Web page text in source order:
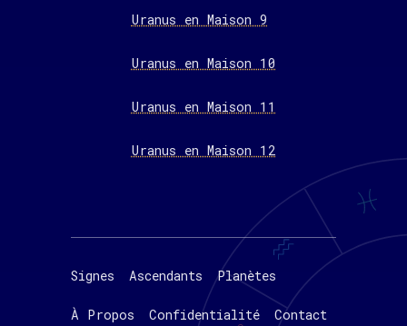
Uranus en Maison 9
Uranus en Maison 10
Uranus en Maison 11
Uranus en Maison 12
Signes Ascendants Planètes
À Propos Confidentialité Contact